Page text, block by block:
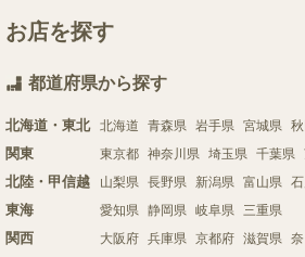
お店を探す
都道府県から探す
北海道・東北 北海道 青森県 岩手県 宮城県
関東 東京都 神奈川県 埼玉県 千葉県
北陸・甲信越 山梨県 長野県 新潟県 富山県
東海 愛知県 静岡県 岐阜県 三重県
関西 大阪府 兵庫県 京都府 滋賀県